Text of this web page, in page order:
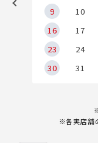
9
10
16
17
23
24
30
31
※各実店舗